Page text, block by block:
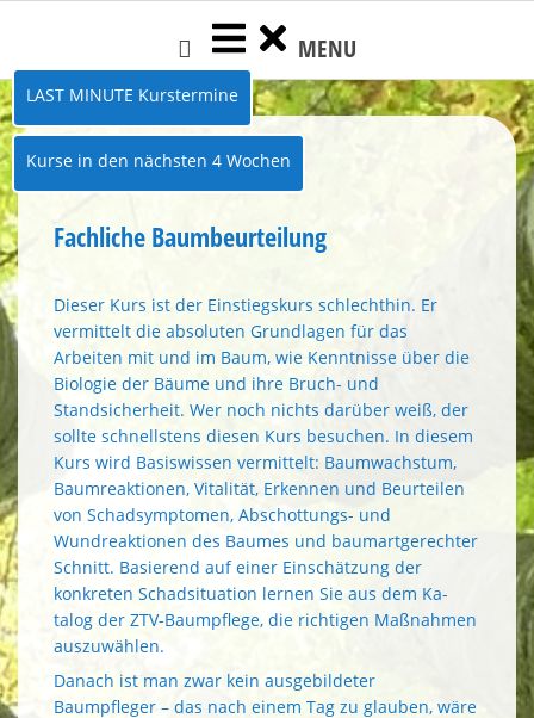
content
MENU
LAST MINUTE Kurstermine
Kurse in den nächsten 4 Wochen
Fachliche Baumbeurteilung
Dieser Kurs ist der Einstiegskurs schlechthin. Er
vermittelt die absoluten Grundlagen für das
Arbeiten mit und im Baum, wie Kenntnisse über die
Bio­logie der Bäume und ihre Bruch- und
Standsicherheit. Wer noch nichts darü­ber weiß, der
sollte schnellstens diesen Kurs besuchen. In diesem
Kurs wird Ba­siswissen vermittelt: Baumwachstum,
Baumreaktionen, Vi­talität, Erkennen und Beurteilen
von Schadsymptomen, Abschottungs- und
Wundreaktionen des Baumes und baumartgerechter
Schnitt. Basierend auf einer Einschätzung der
konkreten Schadsituation lernen Sie aus dem Ka­
talog der ZTV-Baumpflege, die rich­tigen Maßnahmen
auszuwählen.
Danach ist man zwar kein ausgebildeter
Baumpfleger – das nach einem Tag zu glauben, wäre